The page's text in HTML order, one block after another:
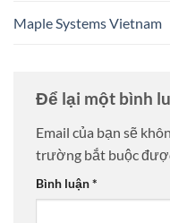
Maple Systems Vietnam
Để lại một bình
Email của bạn sẽ
trường bắt buộc
Bình luận*